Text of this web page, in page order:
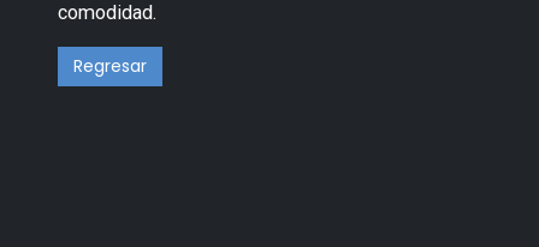
comodidad.
Regre​​sar